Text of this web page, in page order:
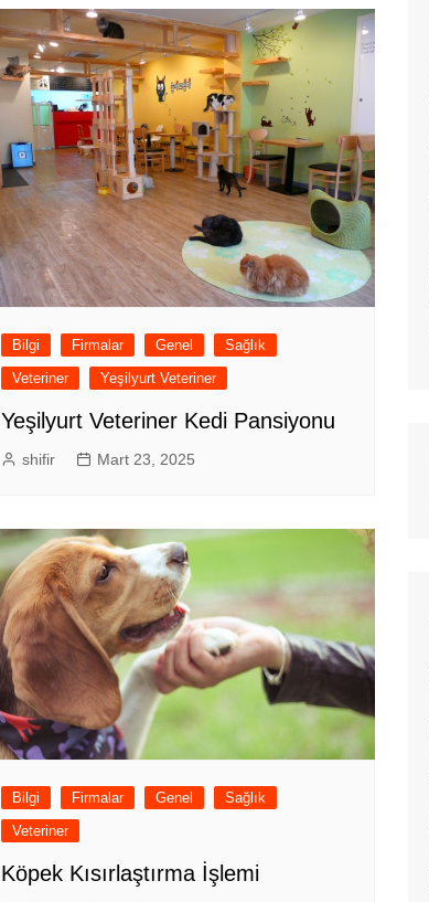
Bilgi Firmalar Genel
Sağlık
Veteriner
Yeşilyurt Veteriner
Yeşilyurt Veteriner Kedi Pansiyonu
shifir Mart 23, 2025
Bilgi Firmalar Genel
Sağlık
Veteriner
Köpek Kısırlaştırma İşlemi